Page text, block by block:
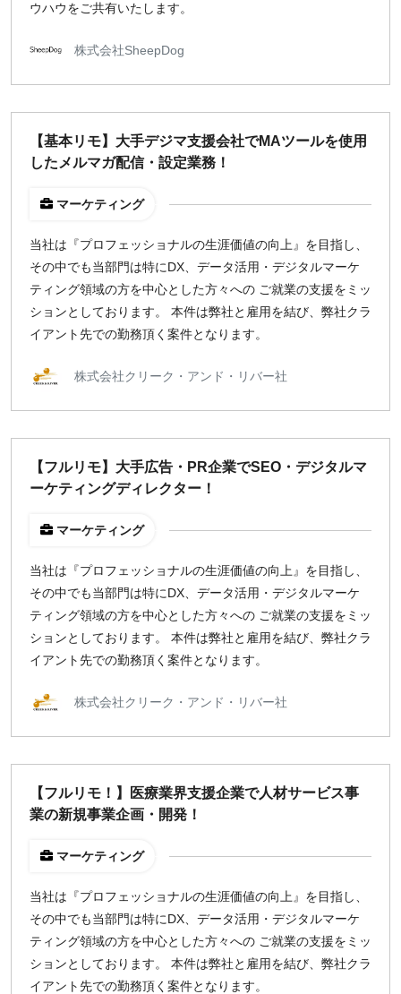
ウハウをご共有いたします。
株式会社SheepDog
【基本リモ】大手デジマ支援会社でMAツールを使用
したメルマガ配信・設定業務！
マーケティング
当社は『プロフェッショナルの生涯価値の向上』を目指し、
その中でも当部門は特にDX、データ活用・デジタルマーケ
ティング領域の方を中心とした方々への ご就業の支援をミッ
ションとしております。 本件は弊社と雇用を結び、弊社クラ
イアント先での勤務頂く案件となります。
株式会社クリーク・アンド・リバー社
【フルリモ】大手広告・PR企業でSEO・デジタルマ
ーケティングディレクター！
マーケティング
当社は『プロフェッショナルの生涯価値の向上』を目指し、
その中でも当部門は特にDX、データ活用・デジタルマーケ
ティング領域の方を中心とした方々への ご就業の支援をミッ
ションとしております。 本件は弊社と雇用を結び、弊社クラ
イアント先での勤務頂く案件となります。
株式会社クリーク・アンド・リバー社
【フルリモ！】医療業界支援企業で人材サービス事
業の新規事業企画・開発！
マーケティング
当社は『プロフェッショナルの生涯価値の向上』を目指し、
その中でも当部門は特にDX、データ活用・デジタルマーケ
ティング領域の方を中心とした方々への ご就業の支援をミッ
ションとしております。 本件は弊社と雇用を結び、弊社クラ
イアント先での勤務頂く案件となります。